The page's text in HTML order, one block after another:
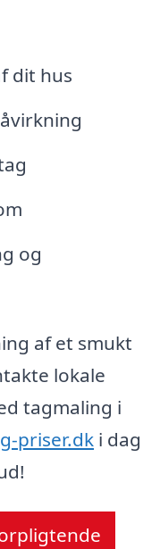
dit hus
og
af et smukt
lokale
tagmaling i
priser.dk i dag